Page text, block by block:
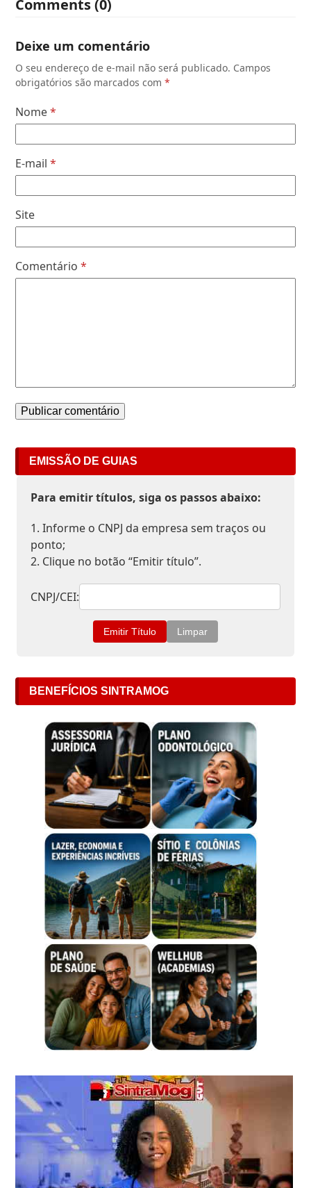
Comments (0)
Deixe um comentário
O seu endereço de e-mail não será publicado. Campos
obrigatórios são marcados com*
Nome*
E-mail*
Site
Comentário*
EMISSÃO DE GUIAS
Para emitir títulos, siga os passos abaixo:
1. Informe o CNPJ da empresa sem traços ou
ponto;
2. Clique no botão “Emitir título”.
CNPJ/CEI:
BENEFÍCIOS SINTRAMOG